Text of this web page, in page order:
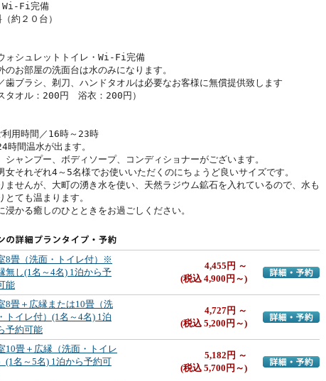
Wi-Fi完備
約２０台）
ォシュレットトイレ・Wi-Fi完備
お部屋の洗面台は水のみになります。
歯ブラシ、剃刀、ハンドタオルは必要なお客様に無償提供致します
タオル：200円　浴衣：200円）
利用時間／16時～23時
時間温水が出ます。
シャンプー、ボディソープ、コンディショナーがございます。
女それぞれ4～5名様でお使いいただくのにちょうど良いサイズです。
ませんが、大町の湧き水を使い、天然ラジウム鉱石を入れているので、水も
とても温まります。
浸かる癒しのひとときをお過ごしください。
8畳（洗面・トイレ付）※
無し(1名～4名) 1泊から予
能
4,455円 ～
(税込 4,900円～)
詳細・予約へ
8畳＋広縁または10畳（洗
トイレ付）(1名～4名) 1泊
予約可能
4,727円 ～
(税込 5,200円～)
詳細・予約へ
10畳＋広縁（洗面・トイレ
(1名～5名) 1泊から予約可
5,182円 ～
(税込 5,700円～)
詳細・予約へ